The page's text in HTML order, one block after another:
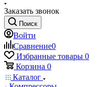
Заказать звонок
Поиск
Войти
Сравнение0
Избранные товары 0
Корзина 0
Каталог